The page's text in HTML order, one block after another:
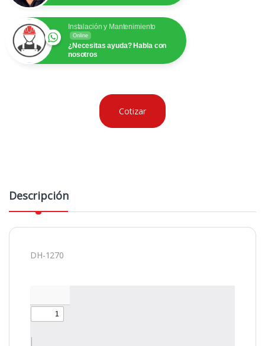
Instalación y Mantenimiento
Online
¿Necesitas ayuda? Habla con
nosotros
Cotizar
Descripción
DH-1270